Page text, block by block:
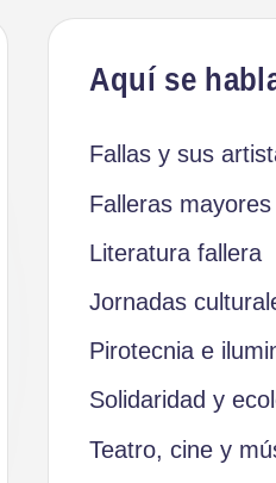
Aquí se
Fallas y sus
Falleras
Literatura fallera
Jornadas
Pirotecnia e
Solidaridad y
Teatro, cine y